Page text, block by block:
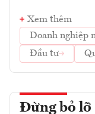
Xem thêm
Doanh nghiệp
Đầu tư
Đừng bỏ lỡ